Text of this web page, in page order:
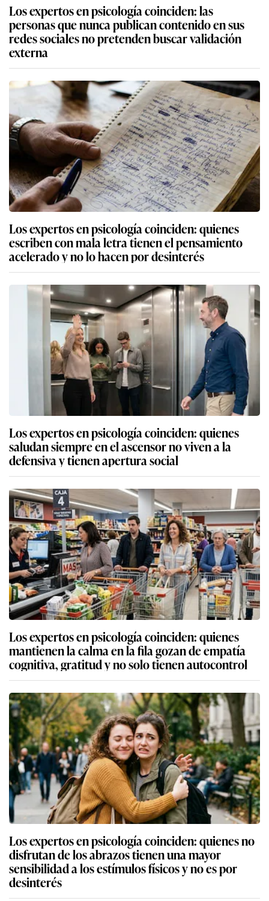
Los expertos en psicología coinciden: las
personas que nunca publican contenido en sus
redes sociales no pretenden buscar validación
externa
Los expertos en psicología coinciden: quienes
escriben con mala letra tienen el pensamiento
acelerado y no lo hacen por desinterés
Los expertos en psicología coinciden: quienes
saludan siempre en el ascensor no viven a la
defensiva y tienen apertura social
Los expertos en psicología coinciden: quienes
mantienen la calma en la fila gozan de empatía
cognitiva, gratitud y no solo tienen autocontrol
Los expertos en psicología coinciden: quienes no
disfrutan de los abrazos tienen una mayor
sensibilidad a los estímulos físicos y no es por
desinterés